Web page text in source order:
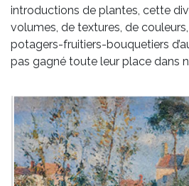
introductions de plantes, cette
volumes, de textures, de
potagers-fruitiers-bouquetiers
pas gagné toute leur place dans